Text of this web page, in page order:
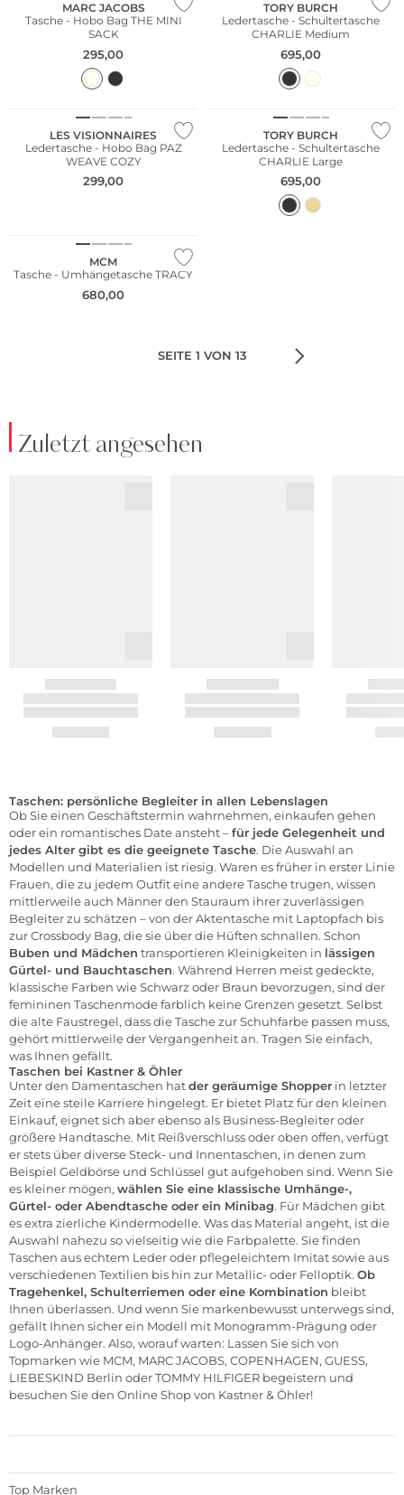
MARC JACOBS
Tasche - Hobo Bag THE MINI
SACK
295,00
TORY BURCH
Ledertasche - Schultertasche
CHARLIE Medium
695,00
LES VISIONNAIRES
Ledertasche - Hobo Bag PAZ
WEAVE COZY
299,00
TORY BURCH
Ledertasche - Schultertasche
CHARLIE Large
695,00
MCM
Tasche - Umhängetasche TRACY
680,00
SEITE 1 VON 13
Zuletzt angesehen
Taschen: persönliche Begleiter in allen Lebenslagen
Ob Sie einen Geschäftstermin wahrnehmen, einkaufen gehen
oder ein romantisches Date ansteht –für jede Gelegenheit und
jedes Alter gibt es die geeignete Tasche. Die Auswahl an
Modellen und Materialien ist riesig. Waren es früher in erster Linie
Frauen, die zu jedem Outfit eine andere Tasche trugen, wissen
mittlerweile auch Männer den Stauraum ihrer zuverlässigen
Begleiter zu schätzen – von der Aktentasche mit Laptopfach bis
zur Crossbody Bag, die sie über die Hüften schnallen. Schon
Buben und Mädchen transportieren Kleinigkeiten in lässigen
Gürtel- und Bauchtaschen. Während Herren meist gedeckte,
klassische Farben wie Schwarz oder Braun bevorzugen, sind der
femininen Taschenmode farblich keine Grenzen gesetzt. Selbst
die alte Faustregel, dass die Tasche zur Schuhfarbe passen muss,
gehört mittlerweile der Vergangenheit an. Tragen Sie einfach,
was Ihnen gefällt.
Taschen bei Kastner & Öhler
Unter den Damentaschen hatder geräumige Shopper in letzter
Zeit eine steile Karriere hingelegt. Er bietet Platz für den kleinen
Einkauf, eignet sich aber ebenso als Business-Begleiter oder
größere Handtasche. Mit Reißverschluss oder oben offen, verfügt
er stets über diverse Steck- und Innentaschen, in denen zum
Beispiel Geldbörse und Schlüssel gut aufgehoben sind. Wenn Sie
es kleiner mögen, wählen Sie eine klassische Umhänge-,
Gürtel- oder Abendtasche oder ein Minibag. Für Mädchen gibt
es extra zierliche Kindermodelle. Was das Material angeht, ist die
Auswahl nahezu so vielseitig wie die Farbpalette. Sie finden
Taschen aus echtem Leder oder pflegeleichtem Imitat sowie aus
verschiedenen Textilien bis hin zur Metallic- oder Felloptik. Ob
Tragehenkel, Schulterriemen oder eine Kombination bleibt
Ihnen überlassen. Und wenn Sie markenbewusst unterwegs sind,
gefällt Ihnen sicher ein Modell mit Monogramm-Prägung oder
Logo-Anhänger. Also, worauf warten: Lassen Sie sich von
Topmarken wie MCM, MARC JACOBS, COPENHAGEN, GUESS,
LIEBESKIND Berlin oderTOMMY HILFIGER begeistern und
besuchen Sie den Online Shop von Kastner & Öhler!
Top Marken